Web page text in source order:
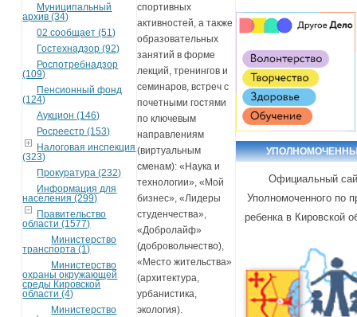
Муниципальный
архив (34)
02 сообщает (51)
Гостехнадзор (92)
Роспотребнадзор
(109)
Пенсионный фонд
(124)
Аукцион (146)
Росреестр (153)
Налоговая инспекция
(323)
Прокуратура (232)
Информация для
населения (299)
Правительство
области (1577)
Министерство
транспорта (1)
Министерство
охраны окружающей
среды Кировской
области (4)
Министерство
спортивных
активностей, а также
образовательных
занятий в форме
лекций, тренингов и
семинаров, встреч с
почетными гостями
по ключевым
направлениям
(виртуальным
сменам): «Наука и
технологии», «Мой
бизнес», «Лидеры
студенчества»,
«Добролайф»
(добровольчество),
«Место жительства»
(архитектура,
урбанистика,
экология).
Официальный
Уполномоченного по
ребенка в Кировской